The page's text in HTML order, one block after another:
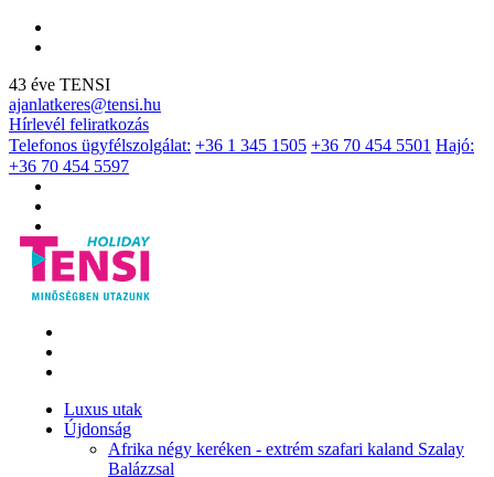
43 éve TENSI
ajanlatkeres@tensi.hu
Hírlevél feliratkozás
Telefonos ügyfélszolgálat: +36 1 345 1505 +36 70 454 5501 Hajó:
+36 70 454 5597
Luxus utak
Újdonság
Afrika négy keréken - extrém szafari kaland Szalay
Balázzsal